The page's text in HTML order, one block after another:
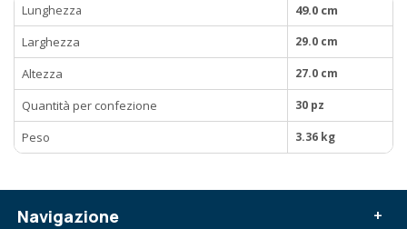
Lunghezza
49.0 cm
Larghezza
29.0 cm
Altezza 27.0 cm
Quantità per confezione 30 pz
Peso 3.36 kg
Navigazione +